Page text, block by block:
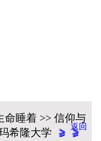
命睡着 >> 信仰与
希隆大学
🎬 🎬
返回